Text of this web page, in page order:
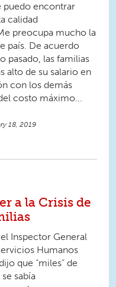
puedo encontrar
calidad
preocupa mucho la
país. De acuerdo
pasado, las familias
alto de su salario en
con los demás
costo máximo...
18, 2019
a la Crisis de
Inspector General
Humanos
que “miles” de
sabía